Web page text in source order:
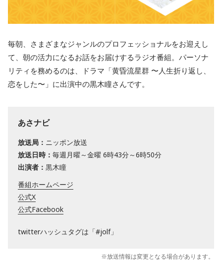
毎朝、さまざまなジャンルのプロフェッショナルをお迎えし
て、朝の活力になるお話をお届けするラジオ番組。パーソナ
リティを務めるのは、ドラマ「黄昏流星群 〜人生折り返し、
恋をした〜」に出演中の黒木瞳さんです。
あさナビ
放送局： ニッポン放送
放送日時： 毎週月曜～金曜 6時43分～6時50分
出演者： 黒木瞳
番組ホームページ
公式X
公式Facebook
twitterハッシュタグは「#jolf」
※放送情報は変更となる場合があります。